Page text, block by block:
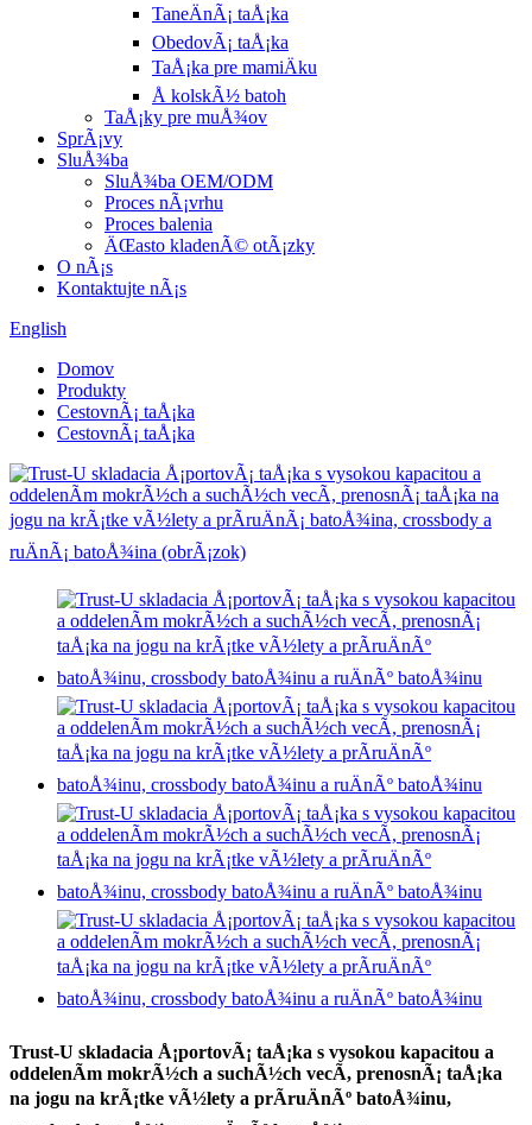
TaneÄnÃ¡ taÅ¡ka
ObedovÃ¡ taÅ¡ka
TaÅ¡ka pre mamiÄku
Å kolskÃ½ batoh
TaÅ¡ky pre muÅ¾ov
SprÃ¡vy
SluÅ¾ba
SluÅ¾ba OEM/ODM
Proces nÃ¡vrhu
Proces balenia
ÄŒasto kladenÃ© otÃ¡zky
O nÃ¡s
Kontaktujte nÃ¡s
English
Domov
Produkty
CestovnÃ¡ taÅ¡ka
CestovnÃ¡ taÅ¡ka
Trust-U skladacia Å¡portovÃ¡ taÅ¡ka s vysokou kapacitou a
oddelenÃ­m mokrÃ½ch a suchÃ½ch vecÃ­, prenosnÃ¡ taÅ¡ka
na jogu na krÃ¡tke vÃ½lety a prÃ­ruÄnÃº batoÅ¾inu,